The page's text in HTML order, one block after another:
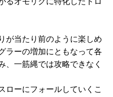
が当たり前のように楽しめ
ラーの増加にともなって各
、一筋縄では攻略できなく
ローにフォールしていくこ